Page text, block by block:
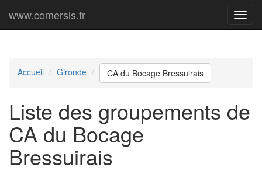
Menu
www.comersis.fr
Accueil Gironde CA du Bocage Bressuirais
Liste des groupements de
CA du Bocage
Bressuirais